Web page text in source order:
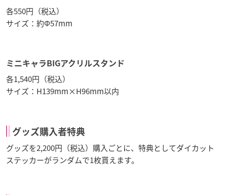
各550円（税込）
サイズ：約Φ57mm
ミニキャラBIGアクリルスタンド
各1,540円（税込）
サイズ：H139mm×H96mm以内
グッズ購入者特典
グッズを2,200円（税込）購入ごとに、特典としてダイカット
ステッカーがランダムで1枚貰えます。